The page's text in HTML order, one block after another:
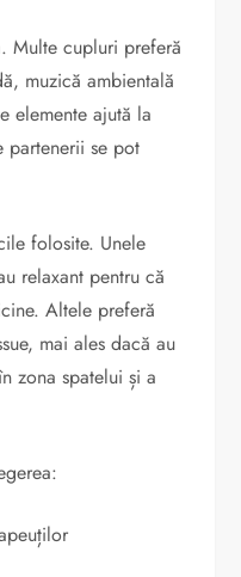
Multe cupluri preferă
muzică ambientală
elemente ajută la
partenerii se pot
folosite. Unele
relaxant pentru că
Altele preferă
mai ales dacă au
zona spatelui și a